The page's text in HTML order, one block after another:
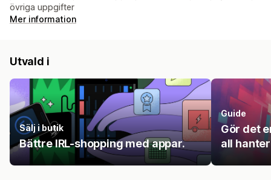
övriga uppgifter
Mer information
Utvald i
Sälj i butik
Bättre IRL-shopping med appar.
Guide
Gör det
all